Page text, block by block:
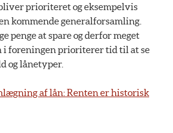
prioriteret og eksempelvis
kommende generalforsamling.
penge at spare og derfor meget
i foreningen prioriterer tid til at se
og lånetyper.
af lån: Renten er historisk